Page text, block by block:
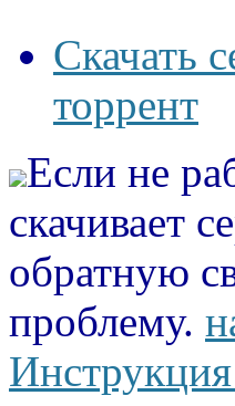
Скачать
торрент
Если не
скачивает
обратную
проблему.